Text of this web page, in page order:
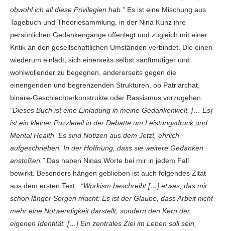
obwohl ich all diese Privilegien hab.” Es ist eine Mischung aus
Tagebuch und Theoriesammlung, in der Nina Kunz ihre
persönlichen Gedankengänge offenlegt und zugleich mit einer
Kritik an den gesellschaftlichen Umständen verbindet. Die einen
wiederum einlädt, sich einerseits selbst sanftmütiger und
wohlwollender zu begegnen, andererseits gegen die
einengenden und begrenzenden Strukturen, ob Patriarchat,
binäre-Geschlechterkonstrukte oder Rassismus vorzugehen.
“Dieses Buch ist eine Einladung in meine Gedankenwelt. [… Es]
ist ein kleiner Puzzleteil in der Debatte um Leistungsdruck und
Mental Health. Es sind Notizen aus dem Jetzt, ehrlich
aufgeschrieben. In der Hoffnung, dass sie weitere Gedanken
anstoßen.” Das haben Ninas Worte bei mir in jedem Fall
bewirkt. Besonders hängen geblieben ist auch folgendes Zitat
aus dem ersten Text:: “Workism beschreibt […] etwas, das mir
schon länger Sorgen macht: Es ist der Glaube, dass Arbeit nicht
mehr eine Notwendigkeit darstellt, sondern den Kern der
eigenen Identität. […] Ein zentrales Ziel im Leben soll sein,